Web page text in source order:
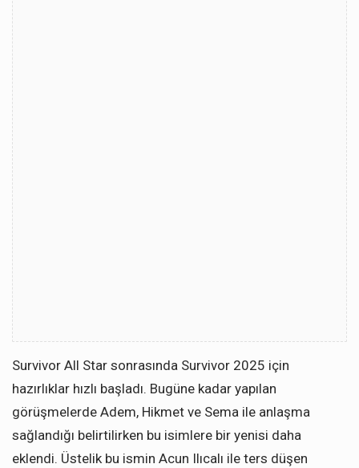
Survivor All Star sonrasında Survivor 2025 için
hazırlıklar hızlı başladı. Bugüne kadar yapılan
görüşmelerde Adem, Hikmet ve Sema ile anlaşma
sağlandığı belirtilirken bu isimlere bir yenisi daha
eklendi. Üstelik bu ismin Acun Ilıcalı ile ters düşen